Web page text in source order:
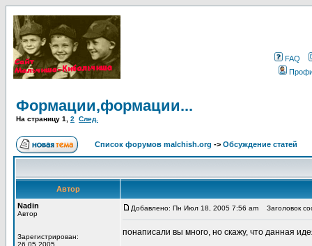
FAQ
Формации,формации...
На страницу 1 2 След.
Список форумов malchish.org -> Обсуждение статей
Автор
Nadin
Автор
Зарегистрирован:
26.05.2005
Добавлено: Пн Июл 18, 2005 7:56 am Заголовок
понаписали вы много, но скажу, что данная